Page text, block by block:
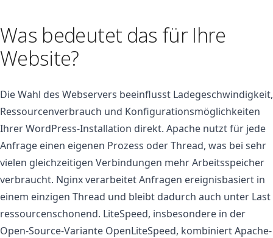
Was bedeutet das für Ihre
Website?
Die Wahl des Webservers beeinflusst Ladegeschwindigkeit,
Ressourcenverbrauch und Konfigurationsmöglichkeiten
Ihrer WordPress-Installation direkt. Apache nutzt für jede
Anfrage einen eigenen Prozess oder Thread, was bei sehr
vielen gleichzeitigen Verbindungen mehr Arbeitsspeicher
verbraucht. Nginx verarbeitet Anfragen ereignisbasiert in
einem einzigen Thread und bleibt dadurch auch unter Last
ressourcenschonend. LiteSpeed, insbesondere in der
Open-Source-Variante OpenLiteSpeed, kombiniert Apache-